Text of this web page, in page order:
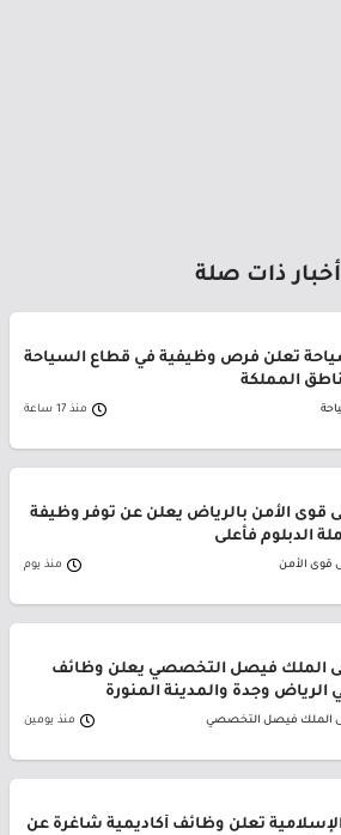
أخبار ذات صلة
تعلن فرص وظيفية في قطاع السياحة
المملكة
منذ 17 ساعة
الأمن بالرياض يعلن عن توفر وظيفة
الدبلوم فأعلى
الأمن منذ يوم
فيصل التخصصي يعلن وظائف
الرياض وجدة والمدينة المنورة
الملك فيصل التخصصي منذ يومين
تعلن وظائف أكاديمية شاغرة عن